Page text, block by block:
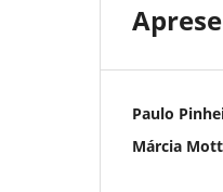
Paulo
Márcia